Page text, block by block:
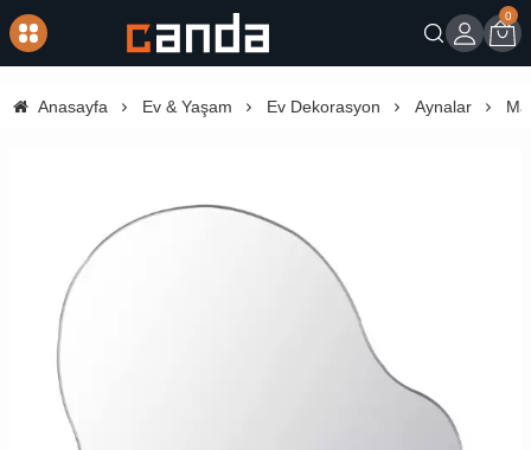
Giriş
0
Anasayfa Ev & Yaşam Ev Dekorasyon Aynalar